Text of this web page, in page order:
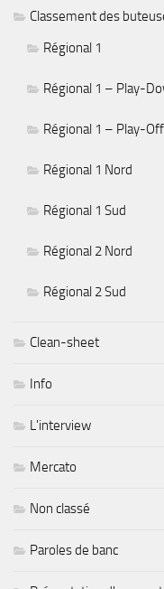
Classement des
Régional 1
Régional 1 – Play-
Régional 1 – Play-
Régional 1 Nord
Régional 1 Sud
Régional 2 Nord
Régional 2 Sud
Clean-sheet
Info
L'interview
Mercato
Non classé
Paroles de banc